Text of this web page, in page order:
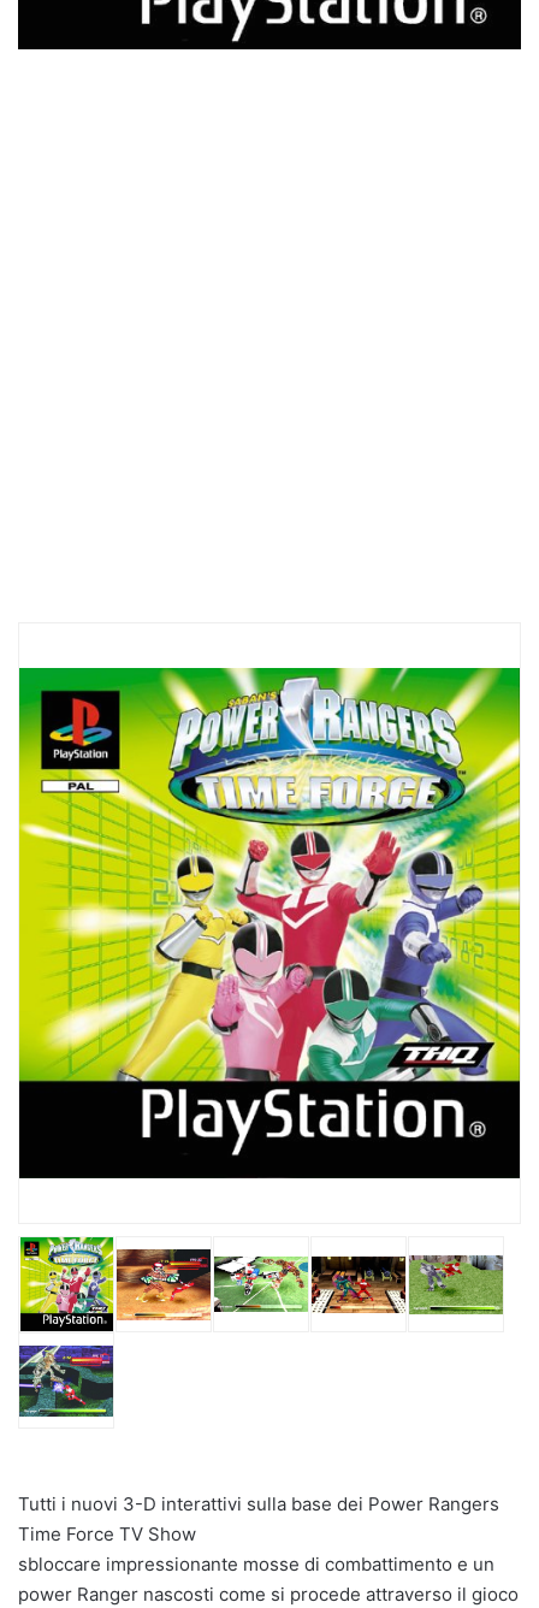
Tutti i nuovi 3-D interattivi sulla base dei Power Rangers
Time Force TV Show
sbloccare impressionante mosse di combattimento e un
power Ranger nascosti come si procede attraverso il gioco